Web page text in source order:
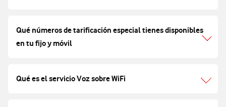
Qué números de tarificación especial tienes disponibles
en tu fijo y móvil
Qué es el servicio Voz sobre WiFi